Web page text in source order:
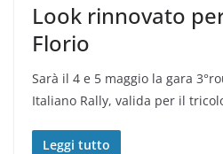
Look rinnovato
Florio
Sarà il 4 e 5 maggio la gara
Italiano Rally, valida per il
Leggi tutto